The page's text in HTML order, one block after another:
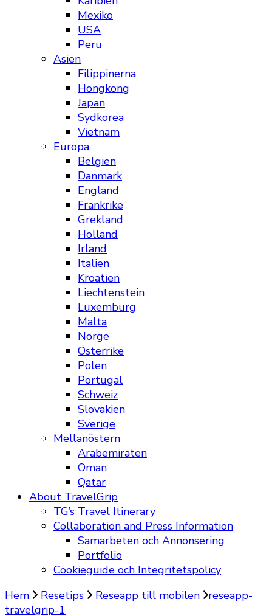
Mexiko
USA
Peru
Asien
Filippinerna
Hongkong
Japan
Sydkorea
Vietnam
Europa
Belgien
Danmark
England
Frankrike
Grekland
Holland
Irland
Italien
Kroatien
Liechtenstein
Luxemburg
Malta
Norge
Österrike
Polen
Portugal
Schweiz
Slovakien
Sverige
Mellanöstern
Arabemiraten
Oman
Qatar
About TravelGrip
TG’s Travel Itinerary
Collaboration and Press Information
Samarbeten och Annonsering
Portfolio
Cookieguide och Integritetspolicy
Hem
Resetips Reseapp till mobilen
reseapp-
travelgrip-1